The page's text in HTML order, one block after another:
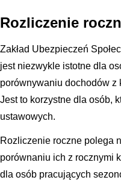
Rozliczenie
Zakład Ubezpieczeń
jest niezwykle istotne dla
porównywaniu dochodów z
Jest to korzystne dla osób,
ustawowych.
Rozliczenie roczne polega
porównaniu ich z rocznymi
dla osób pracujących